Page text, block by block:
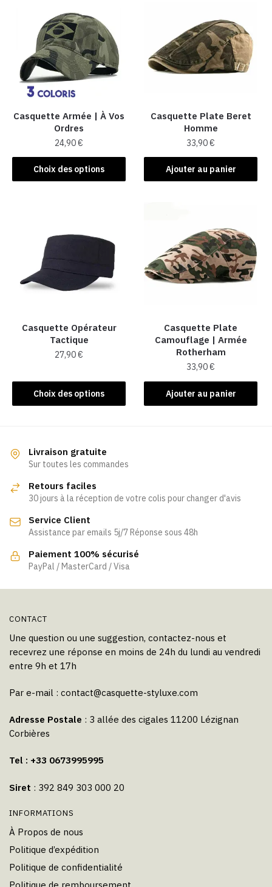
Casquette Armée | À Vos
Ordres
24,90€
Choix des options
Ce
produit
Les
la
page
du
Casquette Plate Beret
Homme​
33,90€
Ajouter au panier
Casquette Opérateur
Tactique
27,90€
Choix des options
produit
a
Les
options
peuvent
être
sur
la
page
du
Casquette Plate
Camouflage | Armée
Rotherham
33,90€
Ajouter au panier
Livraison gratuite
Sur toutes les commandes
Retours faciles
30 jours à la réception de votre colis pour changer d'avis
Service Client
Assistance par emails 5j/7 Réponse sous 48h
Paiement 100% sécurisé
PayPal / MasterCard / Visa
CONTACT
Une question ou une suggestion, contactez-nous et
recevrez une réponse en moins de 24h du lundi au vendredi
entre 9h et 17h
Par e-mail : contact@casquette-styluxe.com
Adresse Postale : 3 allée des cigales 11200 Lézignan
Corbières
Tel : +33 0673995995
Siret : 392 849 303 000 20
INFORMATIONS
À Propos de nous
Politique d’expédition
Politique de confidentialité